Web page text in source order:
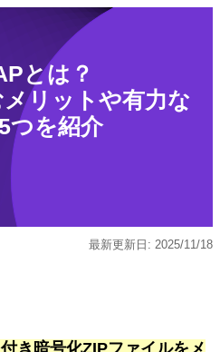
とは？
メリットや有力な
つを紹介
最新更新日: 2025/11/18
き暗号化ZIPファイルをメ